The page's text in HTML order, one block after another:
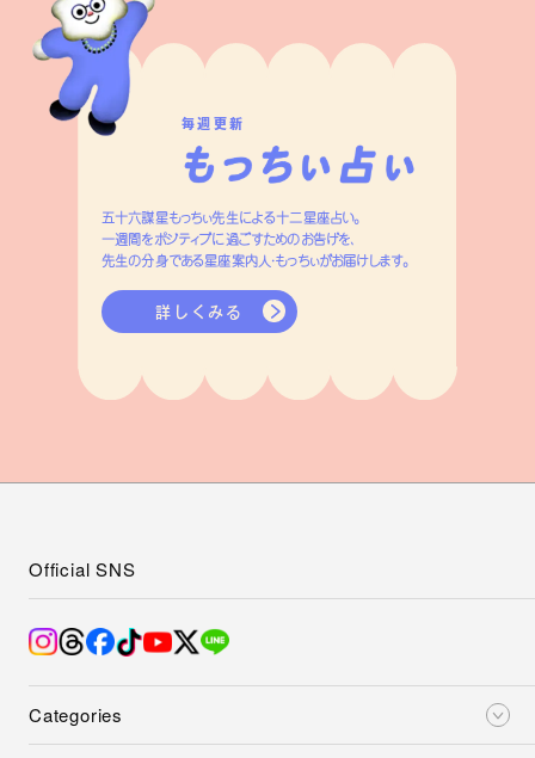
毎週更新
五十六謀星もっちぃ先生による十二星座占い。
一週間をポジティブに過ごすためのお告げを、
先生の分身である星座案内人・もっちぃがお届けします。
詳しくみる
Categories
Official SNS